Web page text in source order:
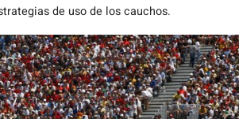
de uso de los cauchos.